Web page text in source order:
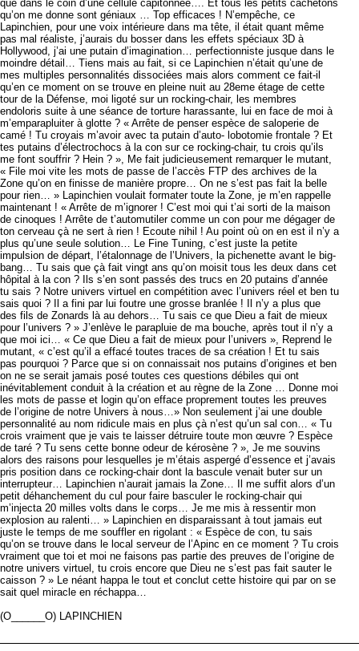
que dans le coin d’une cellule capitonnée…. Et tous les petits cachetons
qu’on me donne sont géniaux … Top efficaces ! N’empêche, ce
Lapinchien, pour une voix intérieure dans ma tête, il était quant même
pas mal réaliste, j’aurais du bosser dans les effets spéciaux 3D à
Hollywood, j’ai une putain d’imagination… perfectionniste jusque dans le
moindre détail… Tiens mais au fait, si ce Lapinchien n’était qu’une de
mes multiples personnalités dissociées mais alors comment ce fait-il
qu’en ce moment on se trouve en pleine nuit au 28eme étage de cette
tour de la Défense, moi ligoté sur un rocking-chair, les membres
endoloris suite à une séance de torture harassante, lui en face de moi à
m’emparapluiter à glotte ? « Arrête de penser espèce de saloperie de
camé ! Tu croyais m’avoir avec ta putain d’auto- lobotomie frontale ? Et
tes putains d’électrochocs à la con sur ce rocking-chair, tu crois qu’ils
me font souffrir ? Hein ? », Me fait judicieusement remarquer le mutant,
« File moi vite les mots de passe de l’accès FTP des archives de la
Zone qu’on en finisse de manière propre… On ne s’est pas fait la belle
pour rien… » Lapinchien voulait formater toute la Zone, je m’en rappelle
maintenant ! « Arrête de m’ignorer ! C’est moi qui t’ai sorti de la maison
de cinoques ! Arrête de t’automutiler comme un con pour me dégager de
ton cerveau çà ne sert à rien ! Ecoute nihil ! Au point où on en est il n’y a
plus qu’une seule solution… Le Fine Tuning, c’est juste la petite
impulsion de départ, l’étalonnage de l’Univers, la pichenette avant le big-
bang… Tu sais que çà fait vingt ans qu’on moisit tous les deux dans cet
hôpital à la con ? Ils s’en sont passés des trucs en 20 putains d’année
tu sais ? Notre univers virtuel en compétition avec l’univers réel et ben tu
sais quoi ? Il a fini par lui foutre une grosse branlée ! Il n’y a plus que
des fils de Zonards là au dehors… Tu sais ce que Dieu a fait de mieux
pour l’univers ? » J’enlève le parapluie de ma bouche, après tout il n’y a
que moi ici… « Ce que Dieu a fait de mieux pour l’univers », Reprend le
mutant, « c’est qu’il a effacé toutes traces de sa création ! Et tu sais
pas pourquoi ? Parce que si on connaissait nos putains d’origines et ben
on ne se serait jamais posé toutes ces questions débiles qui ont
inévitablement conduit à la création et au règne de la Zone … Donne moi
les mots de passe et login qu’on efface proprement toutes les preuves
de l’origine de notre Univers à nous…» Non seulement j’ai une double
personnalité au nom ridicule mais en plus çà n’est qu’un sal con… « Tu
crois vraiment que je vais te laisser détruire toute mon œuvre ? Espèce
de taré ? Tu sens cette bonne odeur de kérosène ? », Je me souvins
alors des raisons pour lesquelles je m’étais aspergé d’essence et j’avais
pris position dans ce rocking-chair dont la bascule venait buter sur un
interrupteur… Lapinchien n’aurait jamais la Zone… Il me suffit alors d’un
petit déhanchement du cul pour faire basculer le rocking-chair qui
m’injecta 20 milles volts dans le corps… Je me mis à ressentir mon
explosion au ralenti… » Lapinchien en disparaissant à tout jamais eut
juste le temps de me souffler en rigolant : « Espèce de con, tu sais
qu’on se trouve dans le local serveur de l’Apinc en ce moment ? Tu crois
vraiment que toi et moi ne faisons pas partie des preuves de l’origine de
notre univers virtuel, tu crois encore que Dieu ne s’est pas fait sauter le
caisson ? » Le néant happa le tout et conclut cette histoire qui par on se
sait quel miracle en réchappa…
(O______O) LAPINCHIEN